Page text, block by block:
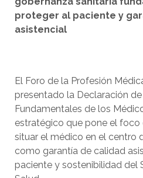
proteger al paciente y
asistencial
El Foro de la Profesión
presentado la Declaración
Fundamentales de los
estratégico que pone el foco
situar el médico en el centro
como garantía de calidad
paciente y sostenibilidad del